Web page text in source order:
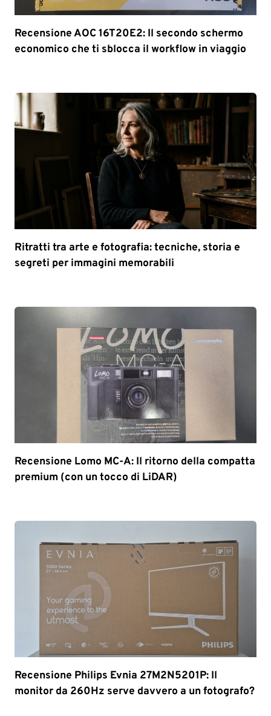
Recensione AOC 16T20E2: Il secondo schermo
economico che ti sblocca il workflow in viaggio
Ritratti tra arte e fotografia: tecniche, storia e
segreti per immagini memorabili
Recensione Lomo MC-A: Il ritorno della compatta
premium (con un tocco di LiDAR)
Recensione Philips Evnia 27M2N5201P: Il
monitor da 260Hz serve davvero a un fotografo?